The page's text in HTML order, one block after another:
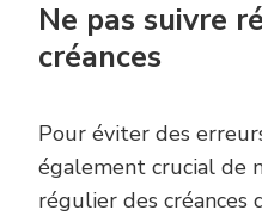
Ne pas suivre
créances
Pour éviter des
également crucial de
régulier des créances